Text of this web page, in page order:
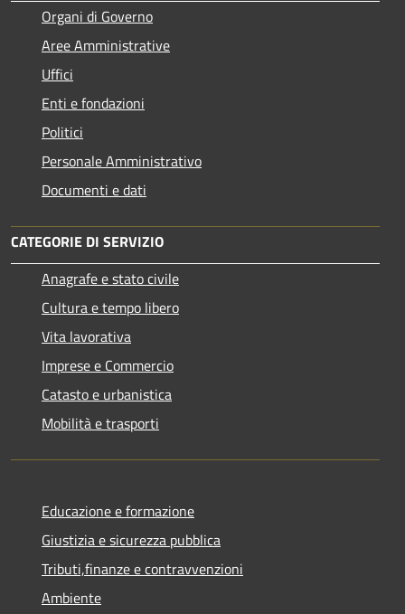
Organi di Governo
Aree Amministrative
Uffici
Enti e fondazioni
Politici
Personale Amministrativo
Documenti e dati
CATEGORIE DI SERVIZIO
Anagrafe e stato civile
Cultura e tempo libero
Vita lavorativa
Imprese e Commercio
Catasto e urbanistica
Mobilità e trasporti
Educazione e formazione
Giustizia e sicurezza pubblica
Tributi,finanze e contravvenzioni
Ambiente